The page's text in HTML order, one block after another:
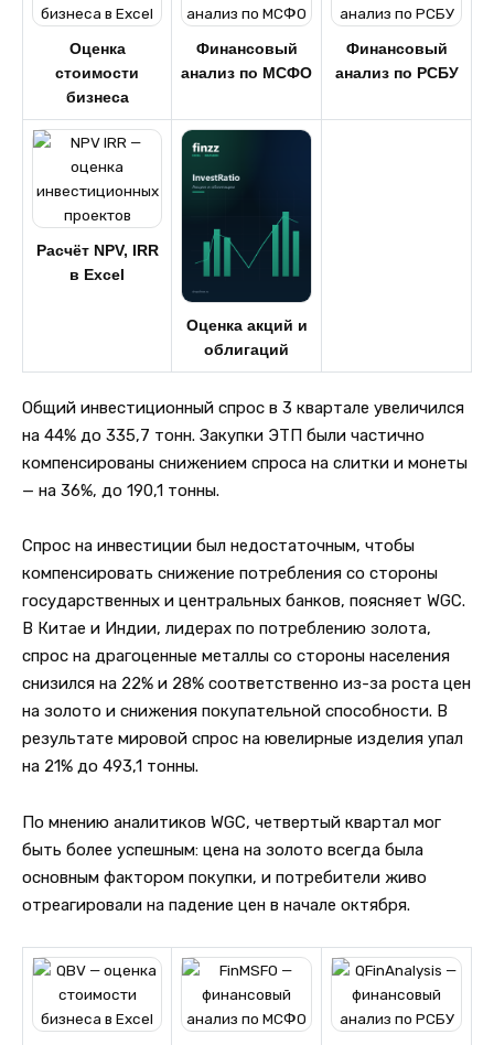
Оценка
стоимости
бизнеса
Финансовый
анализ по МСФО
Финансовый
анализ по РСБУ
Расчёт NPV, IRR
в Excel
Оценка акций и
облигаций
Общий инвестиционный спрос в 3 квартале увеличился
на 44% до 335,7 тонн. Закупки ЭТП были частично
компенсированы снижением спроса на слитки и монеты
— на 36%, до 190,1 тонны.
Спрос на инвестиции был недостаточным, чтобы
компенсировать снижение потребления со стороны
государственных и центральных банков, поясняет WGC.
В Китае и Индии, лидерах по потреблению золота,
спрос на драгоценные металлы со стороны населения
снизился на 22% и 28% соответственно из-за роста цен
на золото и снижения покупательной способности. В
результате мировой спрос на ювелирные изделия упал
на 21% до 493,1 тонны.
По мнению аналитиков WGC, четвертый квартал мог
быть более успешным: цена на золото всегда была
основным фактором покупки, и потребители живо
отреагировали на падение цен в начале октября.